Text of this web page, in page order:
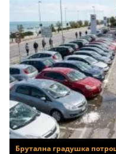
Брутална градушка